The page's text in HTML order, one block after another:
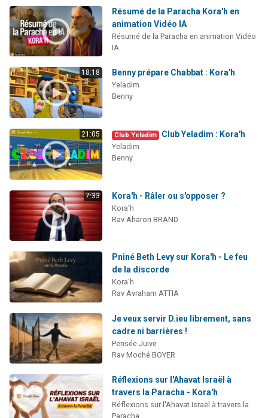
Résumé de la Paracha Kora'h en
animation Vidéo IA
Résumé de la Paracha en animation Vidéo
IA
18:18 Benny prépare Chabbat : Kora'h
Yeladim
Benny
21:05 Club Yeladim Club Yeladim : Kora'h
Yeladim
Benny
7:33 Kora'h - Râler ou s'opposer ?
Kora'h
Rav Aharon BRAND
Pniné Beth Levy sur Kora'h - Le feu
de la discorde
Kora'h
Rav Avraham ATTIA
Je veux servir D.ieu librement, sans
cadre ni barrières !
Pensée Juive
Rav Moché BOYER
Réflexions sur l'Ahavat Israël à
travers la Paracha - Kora'h
Réflexions sur l'Ahavat Israël à travers la
Paracha